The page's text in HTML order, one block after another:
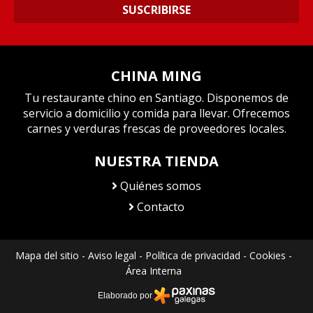
SUSCRIBIRSE
CHINA MING
Tu restaurante chino en Santiago. Disponemos de
servicio a domicilio y comida para llevar. Ofrecemos
carnes y verduras frescas de proveedores locales.
NUESTRA TIENDA
Quiénes somos
Contacto
Mapa del sitio - Aviso legal - Política de privacidad - Cookies -
Área Interna
Elaborado por